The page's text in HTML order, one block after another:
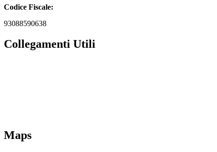
Codice Fiscale:
93088590638
Collegamenti Utili
Maps